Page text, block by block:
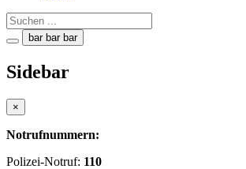
bar bar bar
Sidebar
×
Notrufnummern:
Polizei-Notruf: 110